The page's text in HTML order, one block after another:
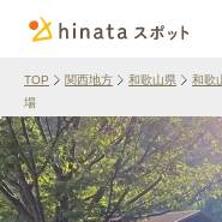
TOP 関西地方 和歌山県 和歌
場